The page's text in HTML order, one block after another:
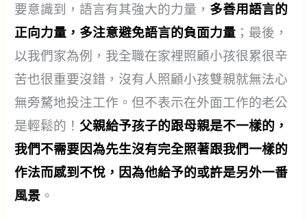
要意識到，語言有其強大的力量， 多善用語言的
正向力量，多注意避免語言的負面力量 ；最後，
以我們家為例，我全職在家裡照顧小孩很累很辛
苦也很重要沒錯，沒有人照顧小孩雙親就無法心
無旁騖地投注工作。但不表示在外面工作的老公
是輕鬆的！ 父親給予孩子的跟母親是不一樣的，
我們不需要因為先生沒有完全照著跟我們一樣的
作法而感到不悅，因為他給予的或許是另外一番
風景 。